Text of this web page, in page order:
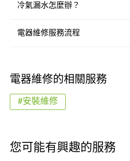
冷氣漏水怎麼辦？
電器維修服務流程
電器維修的相關服務
#安裝維修
您可能有興趣的服務